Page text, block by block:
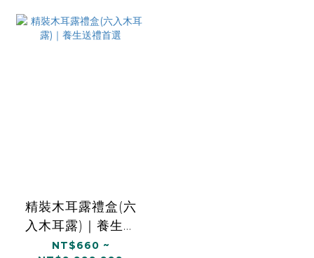
精裝木耳露禮盒(六
入木耳露)｜養生送
禮首選
NT$660 ~